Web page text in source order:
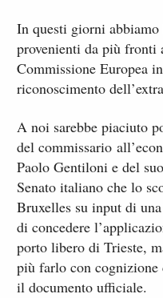
In questi giorni
provenienti da più fronti
Commissione Europea
riconoscimento
A noi sarebbe piaciuto
del commissario
Paolo Gentiloni e del
Senato italiano che lo
Bruxelles su input di
di concedere
porto libero di Trieste,
più farlo con cognizione
il documento ufficiale.